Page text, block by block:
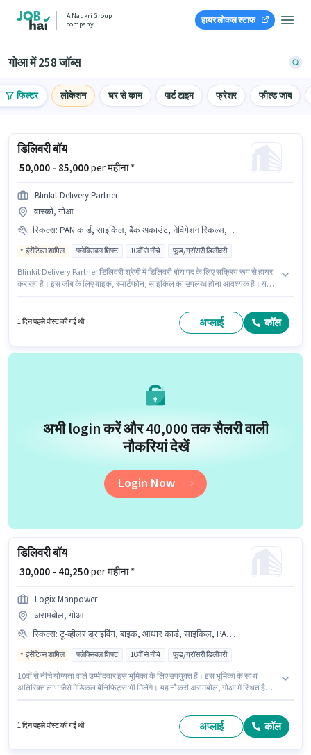
A Naukri Group
company
हायर लोकल स्टाफ
गोआ में 258 जॉब्स
फिल्टर लोकेशन घर से काम पार्ट टाइम फ्रेशर फील्ड जाब
डिलिवरी बॉय
₹ 50,000 - 85,000per महीना *
Blinkit Delivery Partner
वास्को, गोआ
स्किल्स: PAN कार्ड, साइकिल, बैंक अकाउंट, नेविगेशन स्किल्स, आधार कार्ड, स्मार्टफोन, बाइक
इंसेंटिव्स शामिल फ्लेक्सिबल शिफ्ट 10वीं से नीचे फूड/ग्रॉसरी डिलीवरी
Blinkit Delivery Partner डिलिवरी श्रेणी में डिलिवरी बॉय पद के लिए सक्रिय रूप से हायर
कर रहा है। इस जॉब के लिए बाइक, स्मार्टफोन, साइकिल का उपलब्ध होना आवश्यक है। यह
बेनिफिट्स पद और कंपनी की नीतियों के अनुसार दिए जा सकते हैं।
1 दिन पहले पोस्ट की गई थी अप्लाई कॉल
अभी login करें और ₹40,000 तक सैलरी वाली
नौकरियां देखें
Login Now
डिलिवरी बॉय
₹ 30,000 - 40,250per महीना *
Logix Manpower
अरामबोल, गोआ
स्किल्स: टू-व्हीलर ड्राइविंग, बाइक, आधार कार्ड, साइकिल, PAN कार्ड, स्मार्टफोन, आरसी
इंसेंटिव्स शामिल फ्लेक्सिबल शिफ्ट 10वीं से नीचे फूड/ग्रॉसरी डिलीवरी
10वीं से नीचे योग्यता वाले उम्मीदवार इस भूमिका के लिए उपयुक्त हैं। इस भूमिका के साथ
अतिरिक्त लाभ जैसे मेडिकल बेनिफिट्स भी मिलेंगे। यह नौकरी अरामबोल, गोआ में स्थित है।
लिए उम्मीदवार के पास टू-व्हीलर ड्राइविंग होना अनिवार्य है।
1 दिन पहले पोस्ट की गई थी अप्लाई कॉल